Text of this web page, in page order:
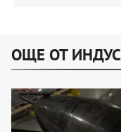
ОЩЕ ОТ